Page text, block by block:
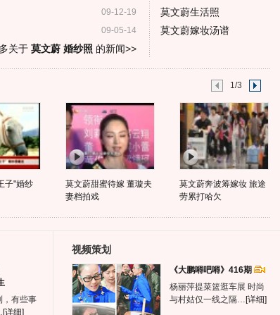
09-12-19
09-05-14
关于 莫文蔚 婚纱照 的新闻>>
莫文蔚生活照
莫文蔚嫁妆汤谱
1/3
子"婚纱
莫文蔚甜蜜待嫁 董璇夫
妻档拍戏
莫文蔚奔波筹嫁妆 旅途
劳累打哈欠
，有些事
[详细]
视频策划
《大鹏嘚吧嘚》416期
杨丽萍提菜篮逛车展 时尚
与村姑仅一线之隔… [详细]